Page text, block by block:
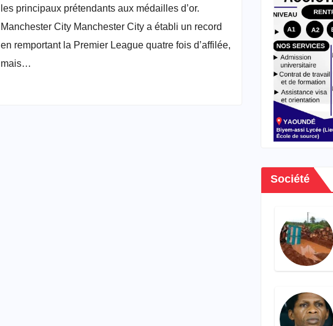
les principaux prétendants aux médailles d’or.
Manchester City Manchester City a établi un record
en remportant la Premier League quatre fois d’affilée,
mais…
Société